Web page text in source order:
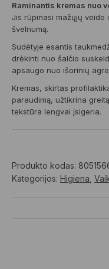
Raminantis kremas nuo
Jis rūpinasi mažųjų veido
švelnumą.
Sudėtyje esantis
drėkinti nuo šalčio
apsaugo nuo išorinių
Kremas, skirtas
paraudimą, užtikrina
tekstūra lengvai įsigeria.
Produkto kodas:
Kategorijos: Higiena